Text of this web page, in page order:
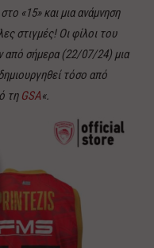
«15» και μια ανάμνηση
στιγμές! Οι φίλοι του
από σήμερα (22/07/24) μια
τόσο από
τη GSA«.